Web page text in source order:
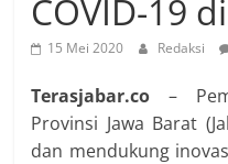
COVID-19
15 Mei 2020 Redaksi
Terasjabar.co–
Provinsi Jawa Barat
dan mendukung